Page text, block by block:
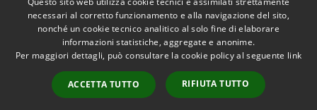
RSS
Accessibility
Copyright © 2026 • Town of •
Municipium
Admin access
necessari al corretto funzionamento e alla navigazione del sito,
nonché un cookie tecnico analitico al solo fine di elaborare
informazioni statistiche, aggregate e anonime.
Per maggiori dettagli, può consultare la cookie policy al seguente link
ACCETTA TUTTO RIFIUTA TUTTO